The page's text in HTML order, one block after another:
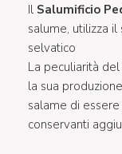
Il Salumificio
salume, utilizza
selvatico
La peculiarità del
la sua
salame di
conservanti